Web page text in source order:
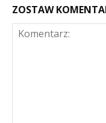
ZOSTAW